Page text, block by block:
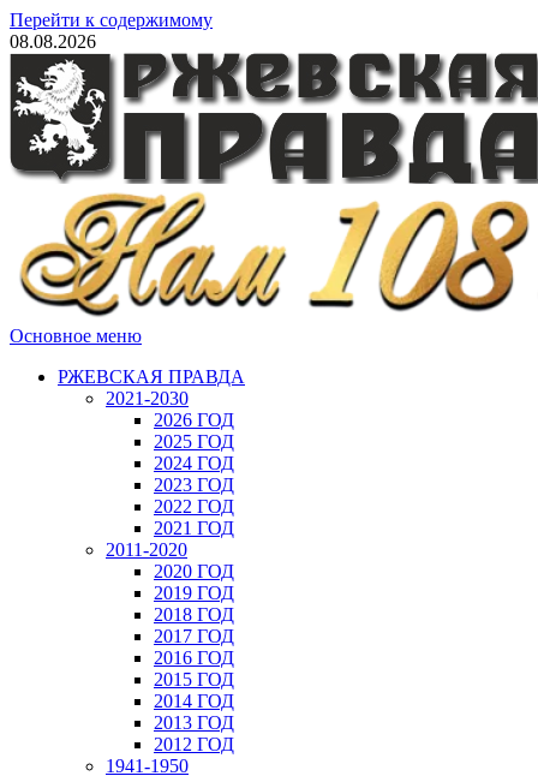
Перейти к содержимому
08.08.2026
Основное меню
РЖЕВСКАЯ ПРАВДА
2021-2030
2026 ГОД
2025 ГОД
2024 ГОД
2023 ГОД
2022 ГОД
2021 ГОД
2011-2020
2020 ГОД
2019 ГОД
2018 ГОД
2017 ГОД
2016 ГОД
2015 ГОД
2014 ГОД
2013 ГОД
2012 ГОД
1941-1950